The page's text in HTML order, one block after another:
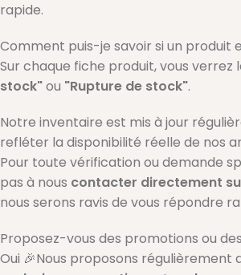
rapide.
Comment puis-je savoir si un produit
Sur chaque fiche produit, vous verrez
stock"ou "Rupture de stock".
Notre inventaire est mis à jour
refléter la disponibilité réelle de nos
Pour toute vérification ou demande
pas à nous contacter directement
nous serons ravis de vous répondre
Proposez-vous des promotions ou
Oui 🎉Nous proposons régulièrement